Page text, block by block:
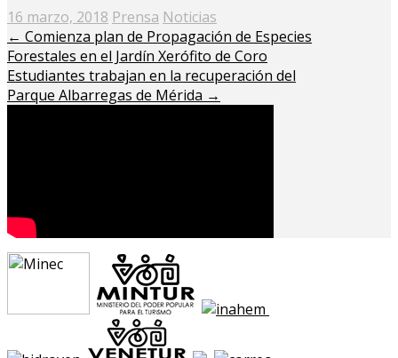
Posted
on
16 marzo, 2018 Prensa Noticias
← Comienza plan de Propagación de Especies
Forestales en el Jardín Xerófito de Coro
Estudiantes trabajan en la recuperación del
Parque Albarregas de Mérida →